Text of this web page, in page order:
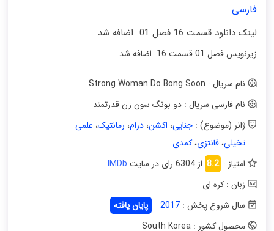
فارسی
لینک دانلود قسمت 16 فصل 01 اضافه شد
زیرنویس فصل 01 قسمت 16 اضافه شد
نام سریال : Strong Woman Do Bong Soon
نام فارسی سریال : دو بونگ سون زن قدرتمند
ژانر (موضوع) :جنایی، اکشن،درام، رمانتیک، علمی
تخیلی،فانتزی،کمدی
امتیاز : 8.2 از 6304 رای در سایت
IMDb
زبان : کره ای
سال شروع پخش :2017
پایان یافته
محصول کشور : South Korea